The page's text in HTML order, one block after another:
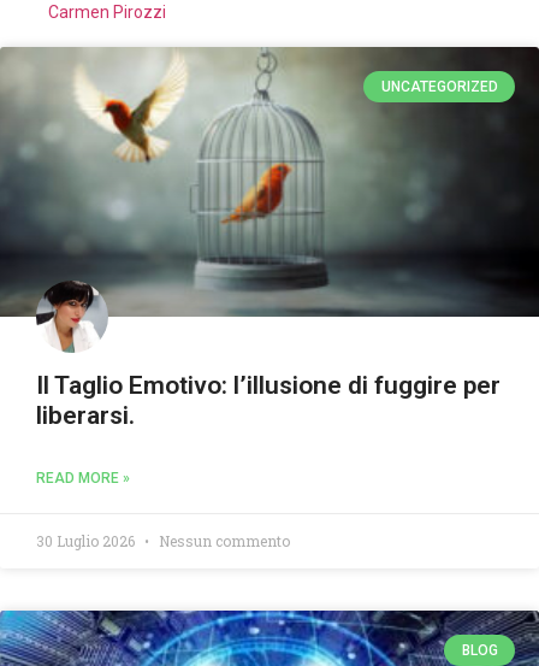
Carmen Pirozzi
UNCATEGORIZED
Il Taglio Emotivo: l’illusione di fuggire per
liberarsi.
READ MORE »
30 Luglio 2026 Nessun commento
BLOG